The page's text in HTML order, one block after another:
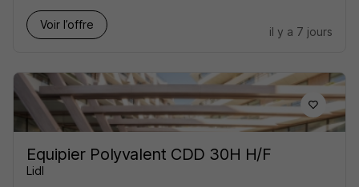
Voir l’offre
il y a 7 jours
Equipier Polyvalent CDD 30H H/F
Lidl